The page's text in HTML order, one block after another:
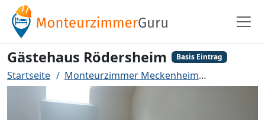
Gästehaus Rödersheim Basis Eintrag
Startseite Monteurzimmer Meckenheim